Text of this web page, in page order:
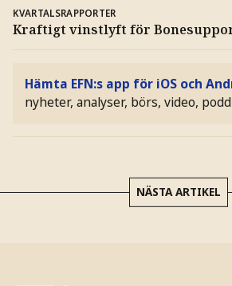
KVARTALSRAPPORTER
Kraftigt vinstlyft för
Hämta EFN:s app för iOS och
nyheter, analyser, börs, video, podd
NÄSTA ARTIKEL